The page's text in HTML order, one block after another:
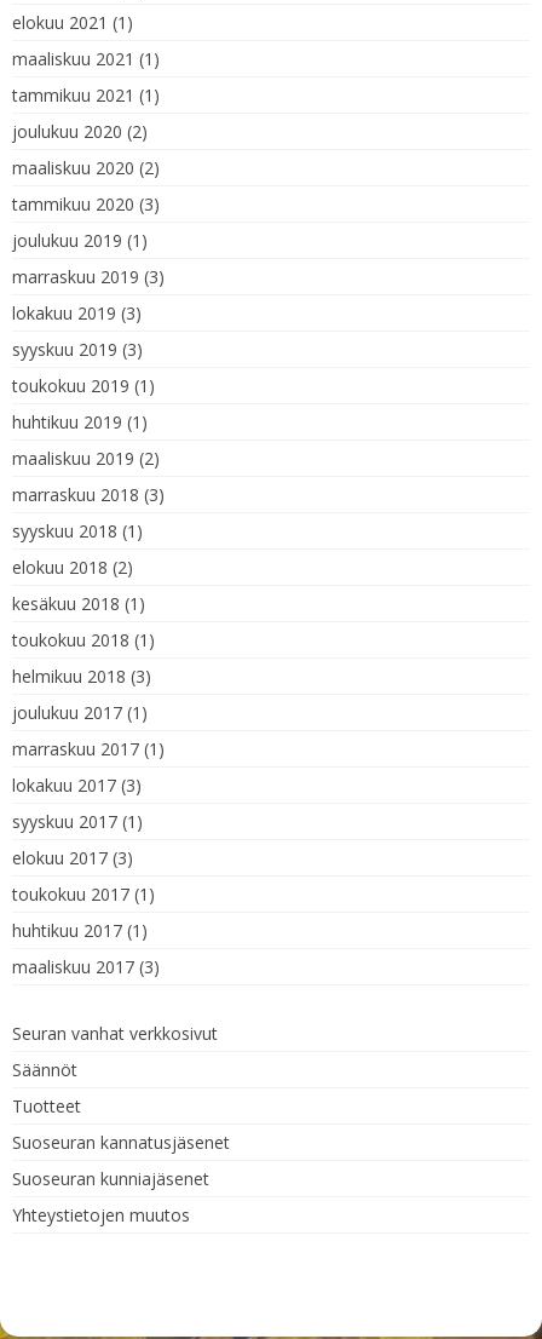
elokuu 2021 (1)
maaliskuu 2021 (1)
tammikuu 2021 (1)
joulukuu 2020 (2)
maaliskuu 2020 (2)
tammikuu 2020 (3)
joulukuu 2019 (1)
marraskuu 2019 (3)
lokakuu 2019 (3)
syyskuu 2019 (3)
toukokuu 2019 (1)
huhtikuu 2019 (1)
maaliskuu 2019 (2)
marraskuu 2018 (3)
syyskuu 2018 (1)
elokuu 2018 (2)
kesäkuu 2018 (1)
toukokuu 2018 (1)
helmikuu 2018 (3)
joulukuu 2017 (1)
marraskuu 2017 (1)
lokakuu 2017 (3)
syyskuu 2017 (1)
elokuu 2017 (3)
toukokuu 2017 (1)
huhtikuu 2017 (1)
maaliskuu 2017 (3)
Seuran vanhat verkkosivut
Säännöt
Tuotteet
Suoseuran kannatusjäsenet
Suoseuran kunniajäsenet
Yhteystietojen muutos